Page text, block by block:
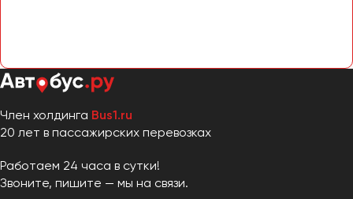
Член холдинга Bus1.ru
20 лет в пассажирских перевозках
Работаем 24 часа в сутки!
Звоните, пишите — мы на связи.